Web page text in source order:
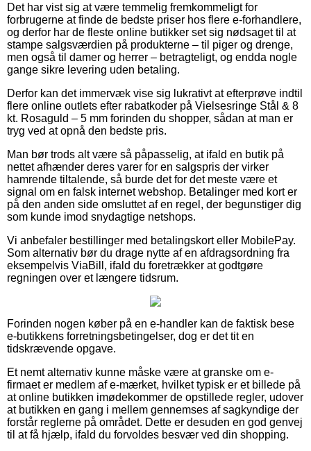
Det har vist sig at være temmelig fremkommeligt for
forbrugerne at finde de bedste priser hos flere e-forhandlere,
og derfor har de fleste online butikker set sig nødsaget til at
stampe salgsværdien på produkterne – til piger og drenge,
men også til damer og herrer – betragteligt, og endda nogle
gange sikre levering uden betaling.
Derfor kan det immervæk vise sig lukrativt at efterprøve indtil
flere online outlets efter rabatkoder på Vielsesringe Stål & 8
kt. Rosaguld – 5 mm forinden du shopper, sådan at man er
tryg ved at opnå den bedste pris.
Man bør trods alt være så påpasselig, at ifald en butik på
nettet afhænder deres varer for en salgspris der virker
hamrende tiltalende, så burde det for det meste være et
signal om en falsk internet webshop. Betalinger med kort er
på den anden side omsluttet af en regel, der begunstiger dig
som kunde imod snydagtige netshops.
Vi anbefaler bestillinger med betalingskort eller MobilePay.
Som alternativ bør du drage nytte af en afdragsordning fra
eksempelvis ViaBill, ifald du foretrækker at godtgøre
regningen over et længere tidsrum.
Forinden nogen køber på en e-handler kan de faktisk bese
e-butikkens forretningsbetingelser, dog er det tit en
tidskrævende opgave.
Et nemt alternativ kunne måske være at granske om e-
firmaet er medlem af e-mærket, hvilket typisk er et billede på
at online butikken imødekommer de opstillede regler, udover
at butikken en gang i mellem gennemses af sagkyndige der
forstår reglerne på området. Dette er desuden en god genvej
til at få hjælp, ifald du forvoldes besvær ved din shopping.